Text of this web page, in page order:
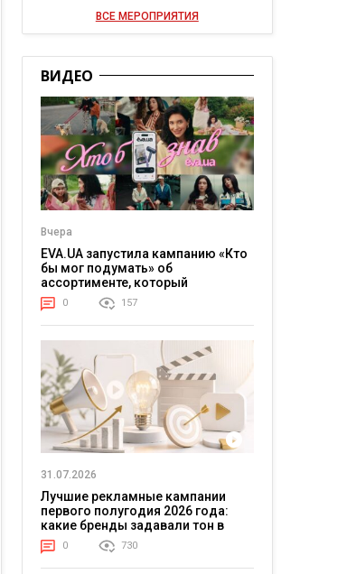
ВСЕ МЕРОПРИЯТИЯ
ВИДЕО
Вчера
EVA.UA запустила кампанию «Кто
бы мог подумать» об
ассортименте, который
покупатели не ожидают увидеть
на платформе
0 157
31.07.2026
Лучшие рекламные кампании
первого полугодия 2026 года:
какие бренды задавали тон в
отрасли
0 730